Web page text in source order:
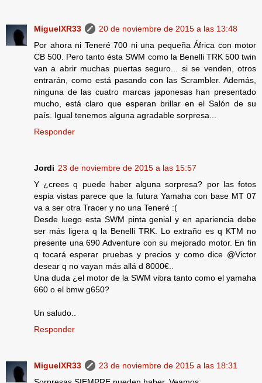
MiguelXR33
20 de noviembre de 2015 a las 13:48
Por ahora ni Teneré 700 ni una pequeña África con motor
CB 500. Pero tanto ésta SWM como la Benelli TRK 500 twin
van a abrir muchas puertas seguro... si se venden, otros
entrarán, como está pasando con las Scrambler. Además,
ninguna de las cuatro marcas japonesas han presentado
mucho, está claro que esperan brillar en el Salón de su
país. Igual tenemos alguna agradable sorpresa...
Responder
Jordi 23 de noviembre de 2015 a las 15:57
Y ¿crees q puede haber alguna sorpresa? por las fotos
espia vistas parece que la futura Yamaha con base MT 07
va a ser otra Tracer y no una Teneré :(
Desde luego esta SWM pinta genial y en apariencia debe
ser más ligera q la Benelli TRK. Lo extraño es q KTM no
presente una 690 Adventure con su mejorado motor. En fin
q tocará esperar pruebas y precios y como dice @Victor
desear q no vayan más allá d 8000€..
Una duda ¿el motor de la SWM vibra tanto como el yamaha
660 o el bmw g650?
Un saludo..
Responder
MiguelXR33
23 de noviembre de 2015 a las 18:31